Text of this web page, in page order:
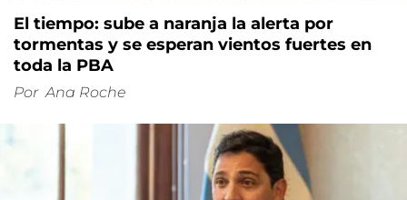
El tiempo: sube a naranja la alerta por
tormentas y se esperan vientos fuertes en
toda la PBA
Por Ana Roche